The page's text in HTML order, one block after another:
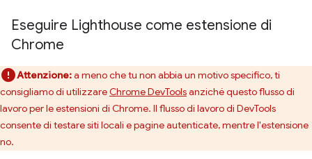
Eseguire Lighthouse come estensione di
Chrome
Attenzione:a meno che tu non abbia un motivo specifico, ti
consigliamo di utilizzareChrome DevToolsanziché questo flusso di
lavoro per le estensioni di Chrome. Il flusso di lavoro di DevTools
consente di testare siti locali e pagine autenticate, mentre l'estensione
no.